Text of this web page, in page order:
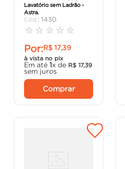
Lavatório sem Ladrão -
Astra.
: 1430
☆ ☆ ☆ ☆ ☆
Por:R$ 17,39
à vista no pix
Em até 1x de R$ 17,39
sem juros
Comprar